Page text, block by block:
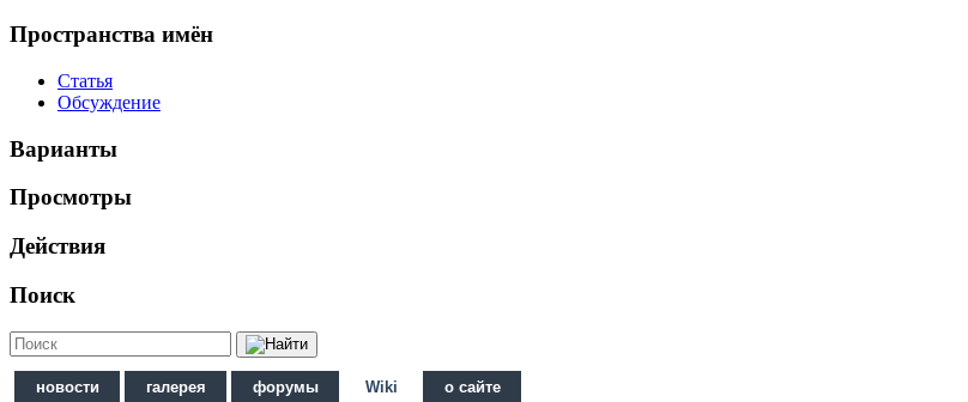
Пространства имён
Статья
Обсуждение
Варианты
Просмотры
Действия
Поиск
новости галерея форумы Wiki о сайте